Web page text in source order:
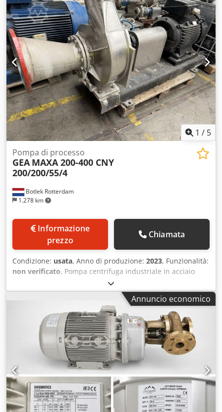
acciaio zincato U-65/130/65 x 3 Lunghezza: 2000 mm
Ubicazione: Rieth
1 / 5
Botlek Rotterdam
1.278 km
Pompa di processo
GEA MAXA 200-400 CNY
200/200/55/4
prezzo
Chiamata
Condizione: usata, Anno di produzione: 2023, Funzionalità:
non verificato, Pompa centrifuga industriale in acciaio
inossidabile GEA Hilge MAXA, in condizioni eccellenti.
Specifiche: Produttore: GEA Hilge Modello: MAXA 200-400
CNY 200/200/55/4 Anno di fabbricazione: 05/2023 Portata:
280 m³/h Dcedpfx Alszrm I Ne Rok Prevalenza: 20 m
Potenza del motore: 55 kW Motore elettrico Siemens IE3
Velocità: 1.450 giri/min Corpo pompa in acciaio
inossidabile Unità completa, pronta all'uso, con motore,
giunto e telaio di base Adatta per le industrie alimentare,
delle bevande, lattiero-casearia, farmaceutica e chimica La
pompa viene venduta nello stato in cui si trova, senza
garanzia. Consegna: EXW Rotterdam, Paesi Bassi, caricata
sul vostro camion. È possibile effettuare un sopralluogo
previo appuntamento.
Annuncio economico